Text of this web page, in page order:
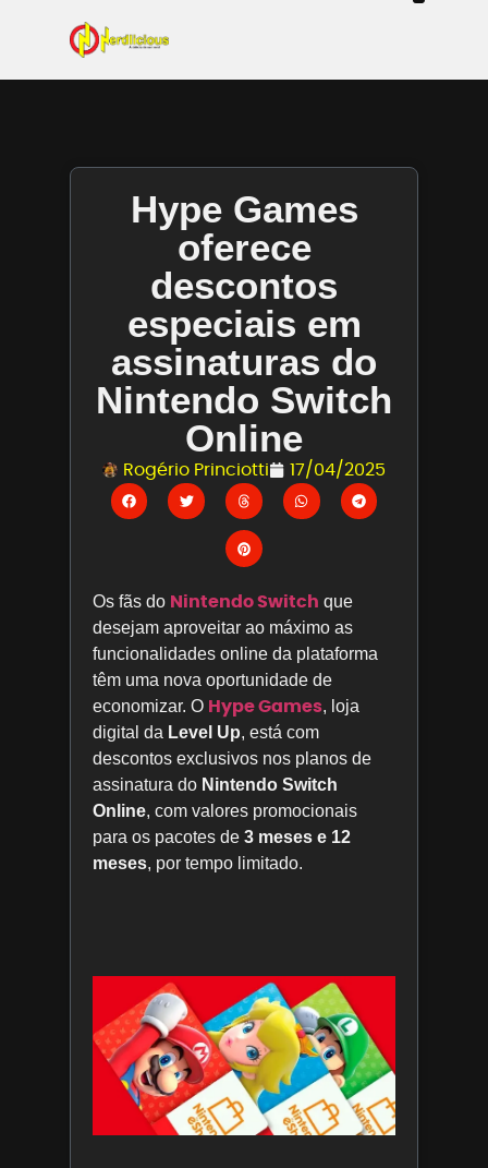
Hype Games
oferece
descontos
especiais em
assinaturas do
Nintendo Switch
Online
Rogério Princiotti 17/04/2025
Os fãs do Nintendo Switch que
desejam aproveitar ao máximo as
funcionalidades online da plataforma
têm uma nova oportunidade de
economizar. O Hype Games, loja
digital da Level Up, está com
descontos exclusivos nos planos de
assinatura do Nintendo Switch
Online, com valores promocionais
para os pacotes de 3 meses e 12
meses, por tempo limitado.